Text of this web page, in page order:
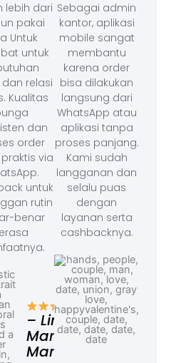
lebih dari
pakai
Untuk
untuk
relasi
Kualitas
dan
order
via
untuk
rutin
benar
– Linda,
Marketing
Manager
Sebagai admin
kantor, aplikasi
mobile sangat
membantu
karena order
bisa dilakukan
langsung dari
WhatsApp atau
aplikasi tanpa
proses panjang.
Kami sudah
langganan dan
selalu puas
dengan
layanan serta
cashbacknya.